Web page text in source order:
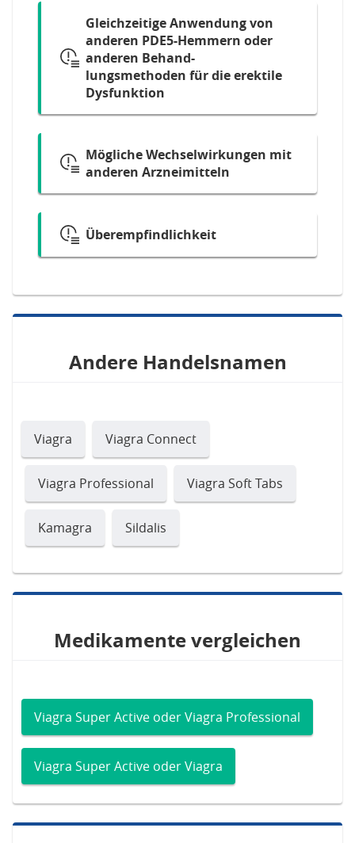
Gleichzeitige Anwendung von
anderen PDE5-Hemmern oder
anderen Behand-
lungsmethoden für die erektile
Dysfunktion
Mögliche Wechselwirkungen mit
anderen Arzneimitteln
Überempfindlichkeit
Andere Handelsnamen
Viagra Viagra Connect
Viagra Professional Viagra Soft Tabs
Kamagra Sildalis
Medikamente vergleichen
Viagra Super Active oder Viagra Professional
Viagra Super Active oder Viagra